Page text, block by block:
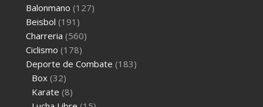
Balonmano (127)
Beisbol (191)
Charreria (560)
Ciclismo (178)
Deporte de Combate (183)
Box (32)
Karate (8)